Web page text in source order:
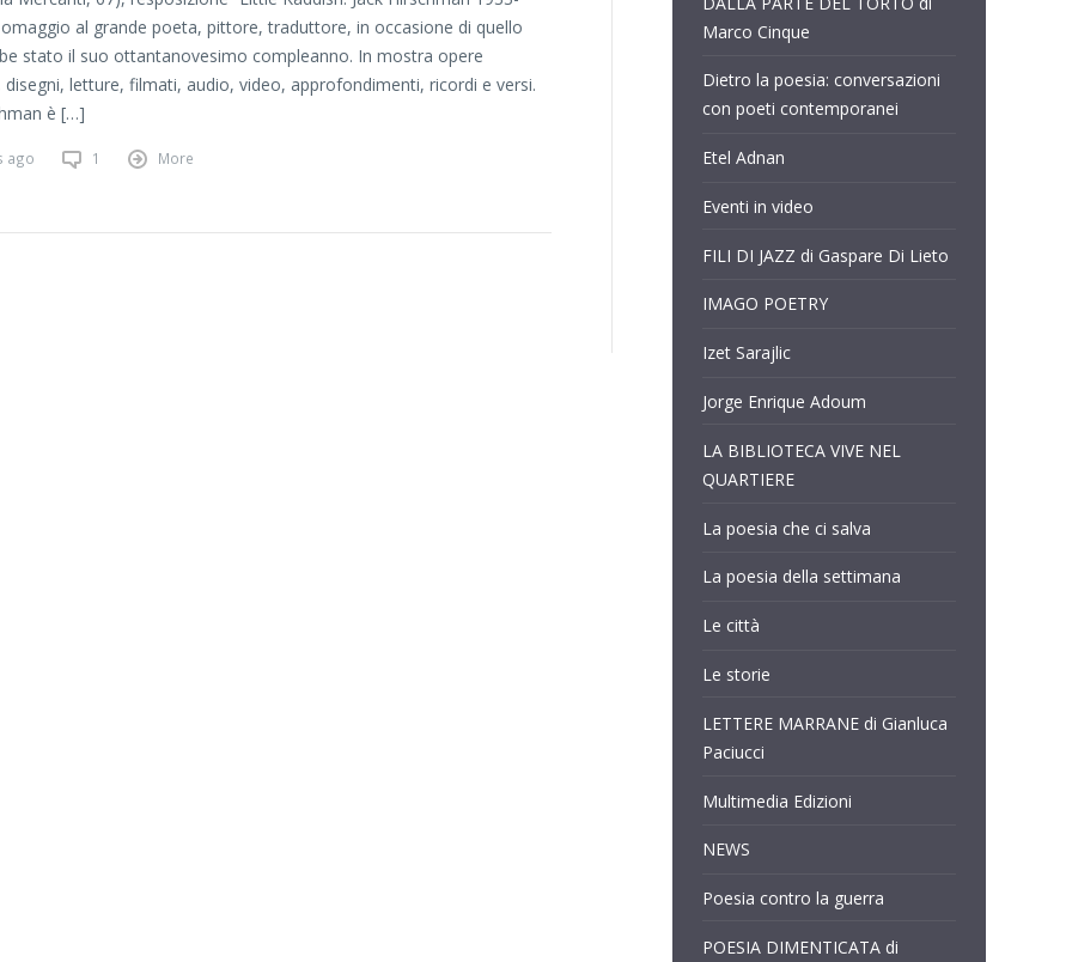
omaggio al grande poeta, pittore, traduttore, in occasione di quello
stato il suo ottantanovesimo compleanno. In mostra opere
letture, filmati, audio, video, approfondimenti, ricordi e versi.
è […]
ago 1 More
Marco Cinque
Dietro la poesia: conversazioni
con poeti contemporanei
Etel Adnan
Eventi in video
FILI DI JAZZ di Gaspare Di Lieto
IMAGO POETRY
Izet Sarajlic
Jorge Enrique Adoum
LA BIBLIOTECA VIVE NEL
QUARTIERE
La poesia che ci salva
La poesia della settimana
Le città
Le storie
LETTERE MARRANE di Gianluca
Paciucci
Multimedia Edizioni
NEWS
Poesia contro la guerra
POESIA DIMENTICATA di